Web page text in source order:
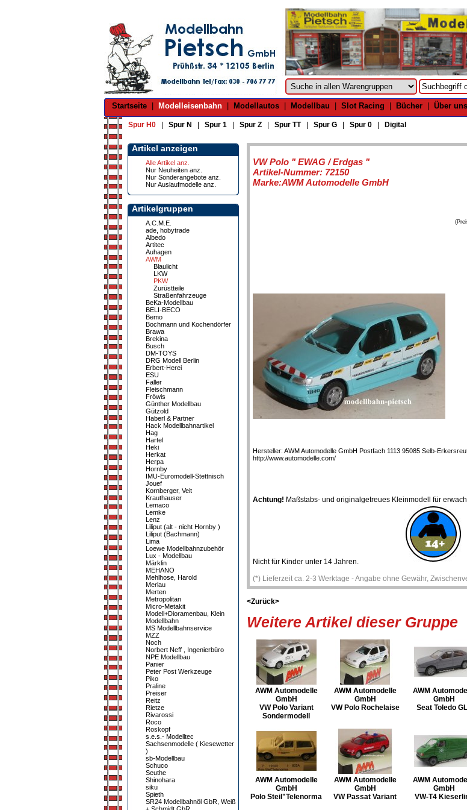
Startseite Modelleisenbahn Modellautos Modellbau Slot Racing Bücher Über uns
Spur H0 Spur N Spur 1 Spur Z Spur TT| Spur G Spur 0 Digital
Artikel anzeigen
Alle Artikel anz.
Nur Neuheiten anz.
Nur Sonderangebote anz.
Nur Auslaufmodelle anz.
Artikelgruppen
A.C.M.E.
ade, hobytrade
Albedo
Artitec
Auhagen
AWM
Blaulicht
LKW
PKW
Zurüstteile
Straßenfahrzeuge
BeKa-Modellbau
BELI-BECO
Bemo
Bochmann und Kochendörfer
Brawa
Brekina
Busch
DM-TOYS
DRG Modell Berlin
Erbert-Herei
ESU
Faller
Fleischmann
Fröwis
Günther Modellbau
Gützold
Haberl & Partner
Hack Modellbahnartikel
Hag
Hartel
Heki
Herkat
Herpa
Hornby
IMU-Euromodell-Stettnisch
Jouef
Kornberger, Veit
Krauthauser
Lemaco
Lemke
Lenz
Liliput (alt - nicht Hornby )
Liliput (Bachmann)
Lima
Loewe Modellbahnzubehör
Lux - Modellbau
Märklin
MEHANO
Mehlhose, Harold
Merlau
Merten
Metropolitan
Micro-Metakit
Modell+Dioramenbau, Klein
Modellbahn
MS Modellbahnservice
MZZ
Noch
Norbert Neff , Ingenierbüro
NPE Modellbau
Panier
Peter Post Werkzeuge
Piko
Praline
Preiser
Reitz
Rietze
Rivarossi
Roco
Roskopf
s.e.s.- Modelltec
Sachsenmodelle ( Kiesewetter
)
sb-Modellbau
Schuco
Seuthe
Shinohara
siku
Spieth
SR24 Modellbahnöl GbR, Weiß
VW Polo " EWAG / Erdgas "
Artikel-Nummer: 72150
Marke:AWM Automodelle GmbH
Hersteller: AWM Automodelle GmbH Postfach 1113 95085 Selb-
http://www.automodelle.com/
Achtung! Maßstabs- und originalgetreues Kleinmodell für
Nicht für Kinder unter 14 Jahren.
(*) Lieferzeit ca. 2-3 Werktage - Angabe ohne Gewähr,
<Zurück>
Weitere Artikel dieser Gruppe
AWM Automodelle
GmbH
VW Polo Variant
Sondermodell
AWM Automodelle
GmbH
VW Polo Rochelaise
AWM
GmbH
Seat Toledo
AWM Automodelle
GmbH
Polo Steil"Telenorma
AWM Automodelle
GmbH
VW Passat Variant
AWM
GmbH
VW-T4